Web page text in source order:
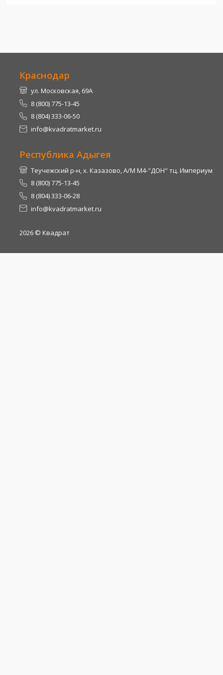
Краснодар
ул. Московская, 69А
8 (800) 775-13-45
8 (804) 333-06-50
info@kvadratmarket.ru
Республика Адыгея
Теучежский р-н, х. Казазово, А/М М4-"ДОН" тц. Империум
8 (800) 775-13-45
8 (804) 333-06-28
info@kvadratmarket.ru
2026 © Квадрат